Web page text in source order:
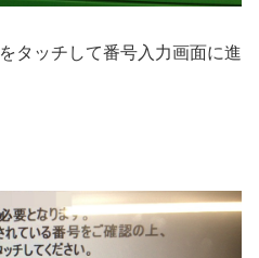
をタッチして番号入力画面に進